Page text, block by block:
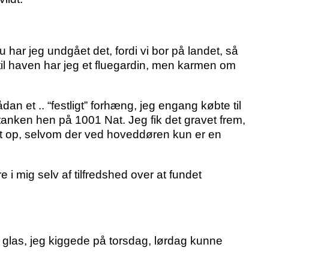
har jeg undgået det, fordi vi bor på landet, så
har jeg et fluegardin, men karmen om
et .. “festligt” forhæng, jeg engang købte til
hen på 1001 Nat. Jeg fik det gravet frem,
selvom der ved hoveddøren kun er en
i mig selv af tilfredshed over at fundet
jeg kiggede på torsdag, lørdag kunne